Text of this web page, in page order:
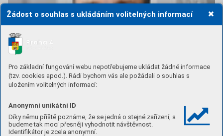
Žádost o souhlas s ukládáním volitelných informací
Pro základní fungování webu nepotřebujeme ukládat žádné informace
(tzv. cookies apod.). Rádi bychom vás ale požádali o souhlas s
uložením volitelných informací:
Anonymní unikátní ID
Díky němu příště poznáme, že se jedná o stejné zařízení, a
budeme tak moci přesněji vyhodnotit návštěvnost.
Identifikátor je zcela anonymní.